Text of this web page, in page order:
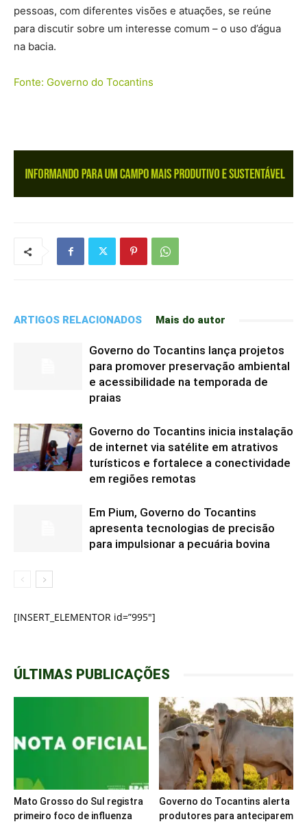
pessoas, com diferentes visões e atuações, se reúne
para discutir sobre um interesse comum – o uso d’água
na bacia.
Fonte: Governo do Tocantins
ARTIGOS RELACIONADOS Mais do autor
Governo do Tocantins lança projetos
para promover preservação ambiental
e acessibilidade na temporada de
praias
Governo do Tocantins inicia instalação
de internet via satélite em atrativos
turísticos e fortalece a conectividade
em regiões remotas
Em Pium, Governo do Tocantins
apresenta tecnologias de precisão
para impulsionar a pecuária bovina
[INSERT_ELEMENTOR id=”995″]
ÚLTIMAS PUBLICAÇÕES
Mato Grosso do Sul registra
primeiro foco de influenza
Governo do Tocantins alerta
produtores para anteciparem